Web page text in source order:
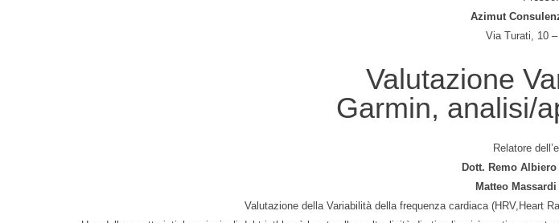
Azimut
Via Turati, 10
Valutazione
Garmin, analisi/
Relatore
Dott. Remo
Matteo
Valutazione della Variabilità della frequenza cardiaca (HRV,Heart